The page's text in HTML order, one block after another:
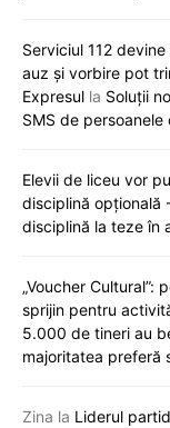
Serviciul 112
auz și vorbire pot
Expresul la Soluții
SMS de
Elevii de liceu vor
disciplină opțională
disciplină la teze în
„Voucher
sprijin pentru
5.000 de tineri au
majoritatea preferă
Zina la Liderul